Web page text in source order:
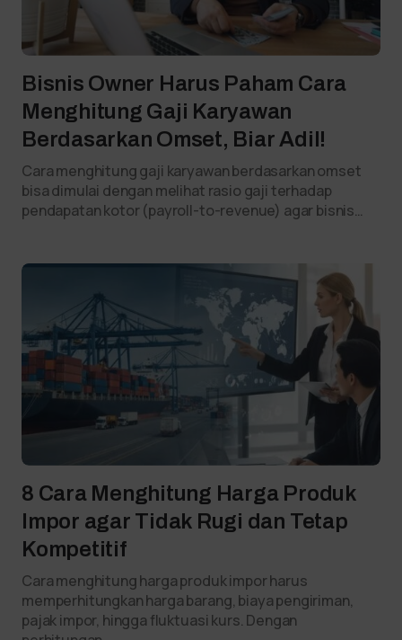
Bisnis Owner Harus Paham Cara
Menghitung Gaji Karyawan
Berdasarkan Omset, Biar Adil!
Cara menghitung gaji karyawan berdasarkan omset
bisa dimulai dengan melihat rasio gaji terhadap
pendapatan kotor (payroll-to-revenue) agar bisnis…
8 Cara Menghitung Harga Produk
Impor agar Tidak Rugi dan Tetap
Kompetitif
Cara menghitung harga produk impor harus
memperhitungkan harga barang, biaya pengiriman,
pajak impor, hingga fluktuasi kurs. Dengan